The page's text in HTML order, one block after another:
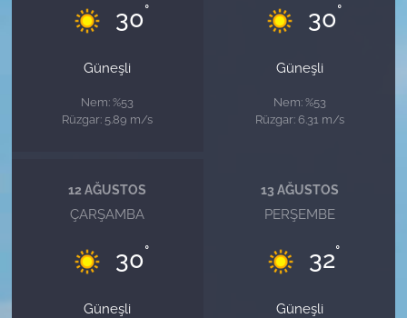
30°
Güneşli
Nem: %53
Rüzgar: 5.89 m/s
30°
Güneşli
Nem: %53
Rüzgar: 6.31 m/s
12 AĞUSTOS
ÇARŞAMBA
30°
Güneşli
13 AĞUSTOS
PERŞEMBE
32°
Güneşli